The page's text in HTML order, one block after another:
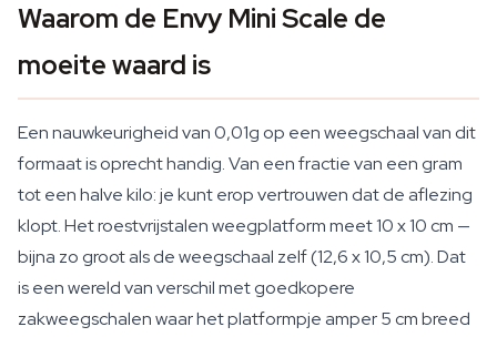
Waarom de Envy Mini Scale de
moeite waard is
Een nauwkeurigheid van 0,01g op een weegschaal van dit
formaat is oprecht handig. Van een fractie van een gram
tot een halve kilo: je kunt erop vertrouwen dat de aflezing
klopt. Het roestvrijstalen weegplatform meet 10 x 10 cm —
bijna zo groot als de weegschaal zelf (12,6 x 10,5 cm). Dat
is een wereld van verschil met goedkopere
zakweegschalen waar het platformpje amper 5 cm breed